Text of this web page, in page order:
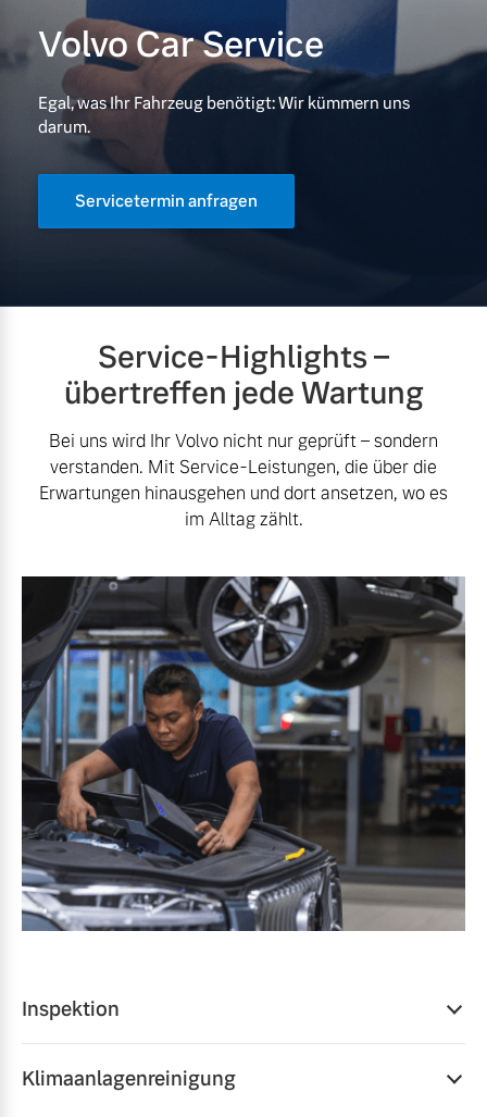
Mild-Hybrid
4 Modelle
Konnektivität
Angebot anfragen
Fahrzeug konfigurieren
Sofort verfügbare Fahrzeuge
Editionsmodelle
Jetzt kennenlernen
Mehr erfahren
Volvo Gebrauchtwagenbörse
Gebrauchtwagen
Aktuelle Zubehörangebote
Zubehörkatalog
Service by Volvo
Sie erhalten bei uns eine
Vielzahl von Original
Volvo Winter- und
Sommer Kompletträder.
Bitte sprechen Sie uns
direkt an.
Mehr erfahren
Frühjahrscheck
Entdecken Sie unsere
saisonalen Angebote.
Mehr erfahren
Finanzierung & Leasing
Kontakt und Anfahrt
Unsere News & Events
Volvo Car Service
Egal, was Ihr Fahrzeug benötigt: Wir kümmern uns
darum.
Servicetermin anfragen
Service-Highlights –
übertreffen jede Wartung
Bei uns wird Ihr Volvo nicht nur geprüft – sondern
verstanden. Mit Service-Leistungen, die über die
Erwartungen hinausgehen und dort ansetzen, wo es
im Alltag zählt.
Inspektion
Qualitätsversprechen, das Leistung, Sicherheit und
Klimaanlagenreinigung